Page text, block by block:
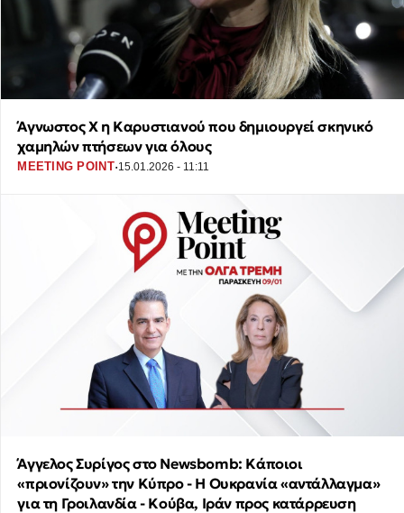
Άγνωστος Χ η Καρυστιανού που δημιουργεί σκηνικό
χαμηλών πτήσεων για όλους
MEETING POINT·15.01.2026 - 11:11
Άγγελος Συρίγος στο Newsbomb: Κάποιοι
«πριονίζουν» την Κύπρο - Η Ουκρανία «αντάλλαγμα»
για τη Γροιλανδία - Κούβα, Ιράν προς κατάρρευση